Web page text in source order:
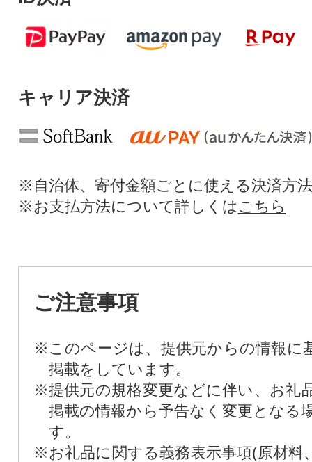
キャリア決済
※自治体、寄付金額ごとに使える決済方
※お支払方法について詳しくは こちら
ご注意事項
※このページは、提供元からの情報に
掲載をしています。
※提供元の規格変更などに伴い、お礼
掲載の情報から予告なく変更となる
す。
※お礼品に関する義務表示事項(原材料